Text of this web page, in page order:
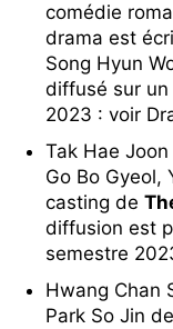
comédie
drama est
Song Hyun
diffusé sur
2023 : voir
Tak Hae Joon
Go Bo Gyeol,
casting de
diffusion est
semestre
Hwang Chan
Park So Jin